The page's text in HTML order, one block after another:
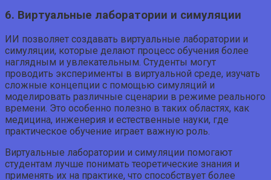
6. Виртуальные лаборатории и симуляции
ИИ позволяет создавать виртуальные лаборатории и
симуляции, которые делают процесс обучения более
наглядным и увлекательным. Студенты могут
проводить эксперименты в виртуальной среде, изучать
сложные концепции с помощью симуляций и
моделировать различные сценарии в режиме реального
времени. Это особенно полезно в таких областях, как
медицина, инженерия и естественные науки, где
практическое обучение играет важную роль.
Виртуальные лаборатории и симуляции помогают
студентам лучше понимать теоретические знания и
применять их на практике, что способствует более